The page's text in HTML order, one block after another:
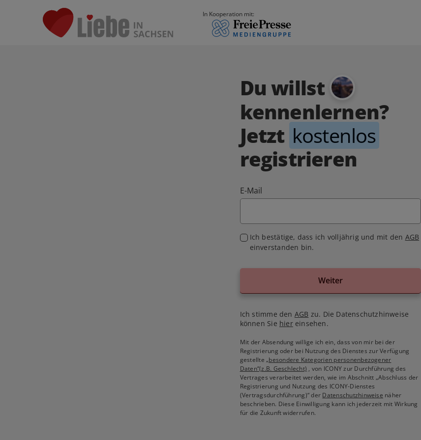
In Kooperation mit:
Du willst
kennenlernen?
Jetzt kostenlos
registrieren
E-Mail
Ich bestätige, dass ich volljährig und mit den AGB
einverstanden bin.
Weiter
Ich stimme den AGB zu. Die Datenschutzhinweise
können Sie hiereinsehen.
Mit der Absendung willige ich ein, dass von mir bei der
Registrierung oder bei Nutzung des Dienstes zur Verfügung
gestellte„besondere Kategorien personenbezogener
Daten“(z.B. Geschlecht) , von ICONY zur Durchführung des
Vertrages verarbeitet werden, wie im Abschnitt „Abschluss der
Registrierung und Nutzung des ICONY-Dienstes
(Vertragsdurchführung)“ der Datenschutzhinweise näher
beschrieben. Diese Einwilligung kann ich jederzeit mit Wirkung
für die Zukunft widerrufen.